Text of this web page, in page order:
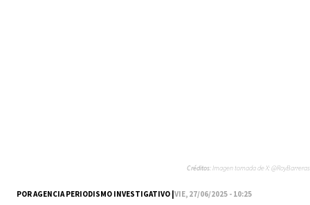
POR AGENCIA PERIODISMO INVESTIGATIVO |VIE, 27/06/2025 - 10:25
Créditos:Imagen tomada de X: @RoyBarreras